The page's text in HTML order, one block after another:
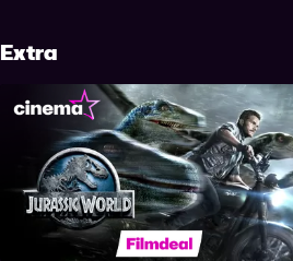
Extra
Jurassic World